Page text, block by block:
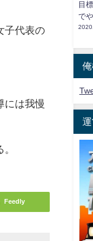
子代表の
には我慢
Feedly
目
で